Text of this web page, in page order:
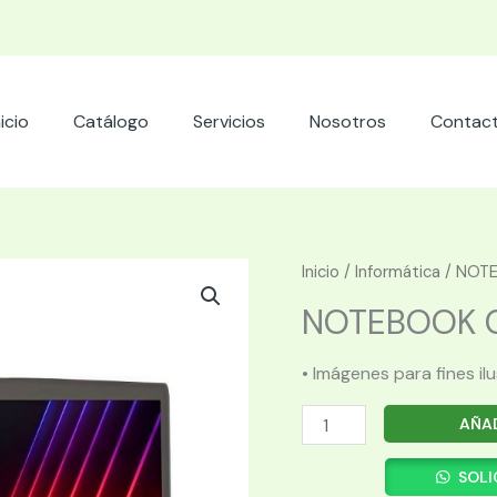
Catálogo Servicios Nosotros
Inicio / Informática /
NOTEBOOK
• Imágenes para fines
NOTEBOOK
GAMER